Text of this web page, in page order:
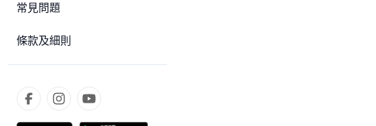
常見問題
條款及細則